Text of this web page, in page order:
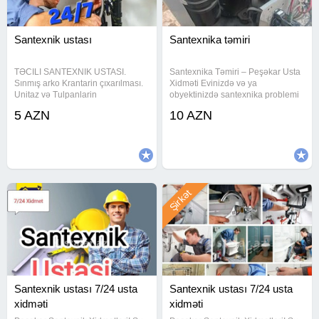
Santexnik ustası
TƏCILI SANTEXNIK USTASI.
Sınmış arko Krantarin çıxarılması.
Unitaz və Tulpanlarin
quraşdırılması. Paltaryuyan və
5 AZN
Santexnika təmiri
Santexnika Təmiri – Peşəkar Usta
Xidməti Evinizdə və ya
obyektinizdə santexnika problemi
qaldırılması Kran, qarışdırıcı və
10 AZN
Santexnik ustası 7/24 usta
xidməti
Santexnik ustası 7/24 usta
xidməti
Şirkət